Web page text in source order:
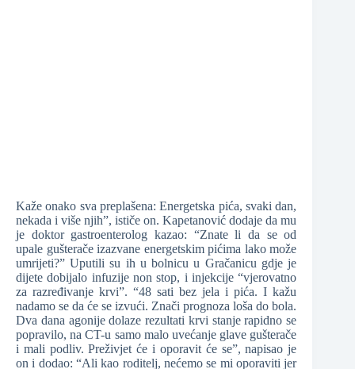
Kaže onako sva preplašena: Energetska pića, svaki dan,
nekada i više njih”, ističe on. Kapetanović dodaje da mu
je doktor gastroenterolog kazao: “Znate li da se od
upale gušterače izazvane energetskim pićima lako može
umrijeti?” Uputili su ih u bolnicu u Gračanicu gdje je
dijete dobijalo infuzije non stop, i injekcije “vjerovatno
za razređivanje krvi”. “48 sati bez jela i pića. I kažu
nadamo se da će se izvući. Znači prognoza loša do bola.
Dva dana agonije dolaze rezultati krvi stanje rapidno se
popravilo, na CT-u samo malo uvećanje glave gušterače
i mali podliv. Preživjet će i oporavit će se”, napisao je
on i dodao: “Ali kao roditelj, nećemo se mi oporaviti jer